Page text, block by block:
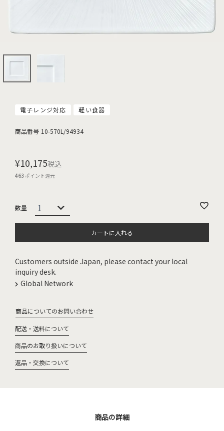
電子レンジ対応 軽い食器
商品番号 10-570L/94934
¥10,175税込
463ポイント還元
カートに入れる
Customers outside Japan, please contact your local
inquiry desk.
Global Network
商品についてのお問い合わせ
配送・送料について
商品のお取り扱いについて
返品・交換について
商品の詳細